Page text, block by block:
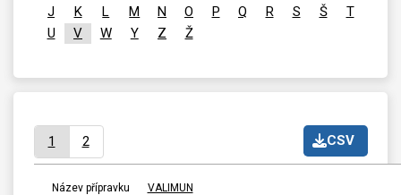
J
K L M N O P Q R S Š
T
U
V W Y Z Ž
CSV
1 2
Název přípravku VALIMUN